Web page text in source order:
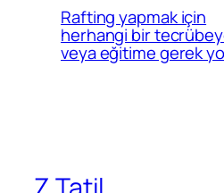
Rafting yapmak için
herhangi bir
veya eğitime gerek